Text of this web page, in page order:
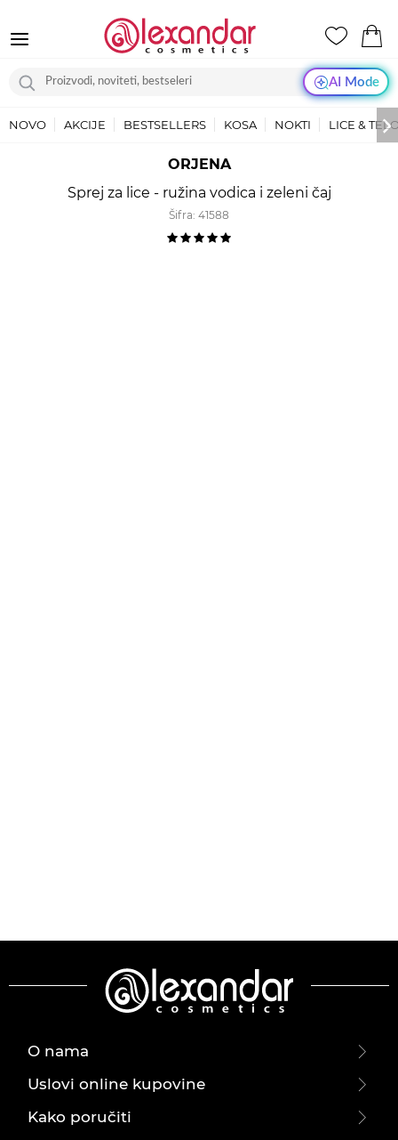
AI Mode
NOVO AKCIJE BESTSELLERS KOSA NOKTI LICE &
ORJENA
Sprej za lice - ružina vodica i zeleni čaj
Šifra: 41588
O nama
Uslovi online kupovine
Kako poručiti